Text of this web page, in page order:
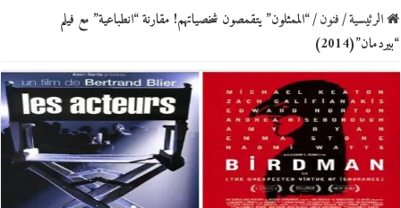
الرئيسية/فنون/“الممثلون” يتقمصون شخصياتهم! مقارنة “انطباعية” مع فيلم
“بيردمان”(2014)